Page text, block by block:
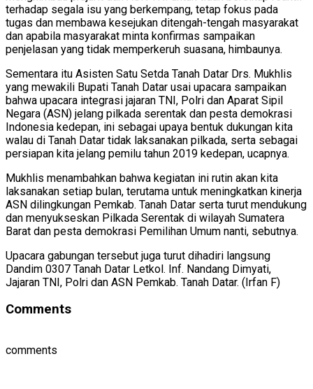
terhadap segala isu yang berkempang, tetap fokus pada
tugas dan membawa kesejukan ditengah-tengah masyarakat
dan apabila masyarakat minta konfirmas sampaikan
penjelasan yang tidak memperkeruh suasana, himbaunya.
Sementara itu Asisten Satu Setda Tanah Datar Drs. Mukhlis
yang mewakili Bupati Tanah Datar usai upacara sampaikan
bahwa upacara integrasi jajaran TNI, Polri dan Aparat Sipil
Negara (ASN) jelang pilkada serentak dan pesta demokrasi
Indonesia kedepan, ini sebagai upaya bentuk dukungan kita
walau di Tanah Datar tidak laksanakan pilkada, serta sebagai
persiapan kita jelang pemilu tahun 2019 kedepan, ucapnya.
Mukhlis menambahkan bahwa kegiatan ini rutin akan kita
laksanakan setiap bulan, terutama untuk meningkatkan kinerja
ASN dilingkungan Pemkab. Tanah Datar serta turut mendukung
dan menyukseskan Pilkada Serentak di wilayah Sumatera
Barat dan pesta demokrasi Pemilihan Umum nanti, sebutnya.
Upacara gabungan tersebut juga turut dihadiri langsung
Dandim 0307 Tanah Datar Letkol. Inf. Nandang Dimyati,
Jajaran TNI, Polri dan ASN Pemkab. Tanah Datar. (Irfan F)
Comments
comments